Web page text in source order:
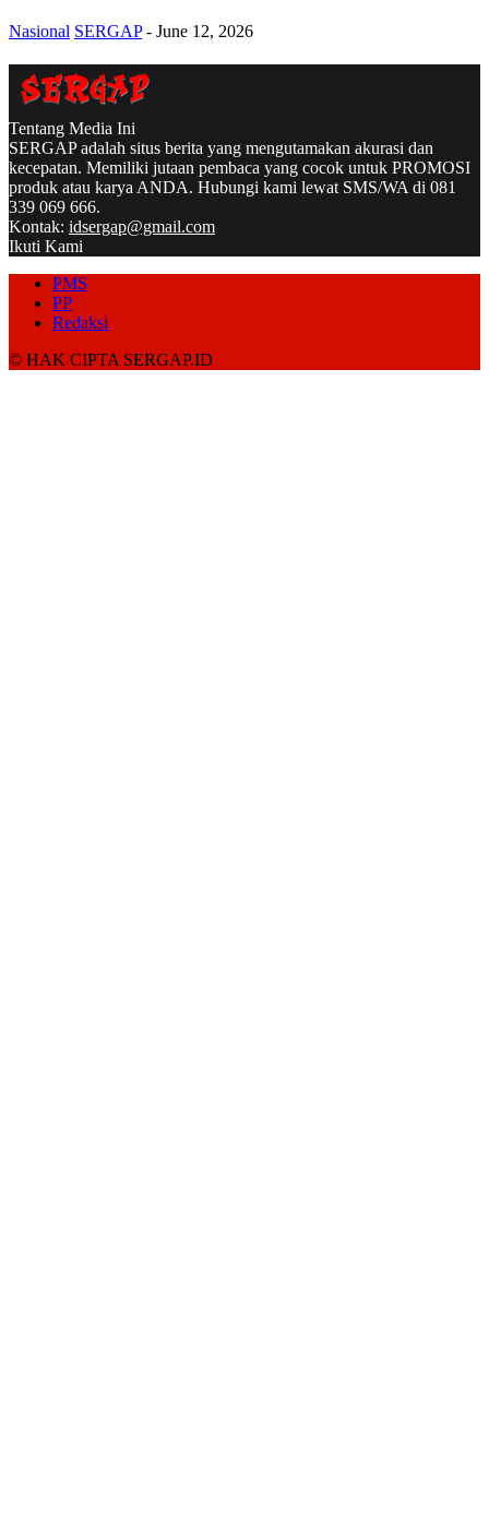
Nasional SERGAP - June 12, 2026
Tentang Media Ini
SERGAP adalah situs berita yang mengutamakan akurasi dan
kecepatan. Memiliki jutaan pembaca yang cocok untuk PROMOSI
produk atau karya ANDA. Hubungi kami lewat SMS/WA di 081
339 069 666.
Kontak: idsergap@gmail.com
Ikuti Kami
PMS
PP
Redaksi
© HAK CIPTA SERGAP.ID